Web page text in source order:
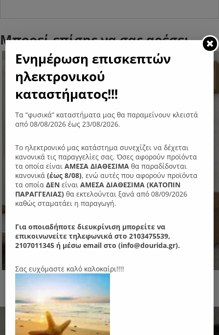
Μπορεί επίσης να σας αρέσει…
Ν80M Σύνθεση
850.00
Ενημέρωση επισκεπτών
ηλεκτρονικού
καταστήματος!!!
Τα “φυσικά” καταστήματα μας θα παραμείνουν κλειστά
από 08/08/2026 έως 23/08/2026.
Το ηλεκτρονικό μας κατάστημα συνεχίζει να δέχεται
κανονικά τις παραγγελίες σας. Όσες αφορούν προϊόντα
τα οποία είναιΑΜΕΣΑ ΔΙΑΘΕΣΙΜΑ θα παραδίδονται
κανονικά(έως 8/08), ενώ αυτές που αφορούν προϊόντα
τα οποίαΔΕΝ είναι ΑΜΕΣΑ ΔΙΑΘΕΣΙΜΑ (ΚΑΤΟΠΙΝ
ΠΑΡΑΓΓΕΛIΑΣ) θα εκτελούνται ξανά από 08/09/2026
καθώς σταματάει η παραγωγή.
Για οποιαδήποτε διευκρίνιση μπορείτε να
επικοινωνείτε τηλεφωνικά στο 2103475539,
2107011345 ή μέσω email στο (info@dourida.gr).
Σας ευχόμαστε καλό καλοκαίρι!!!!